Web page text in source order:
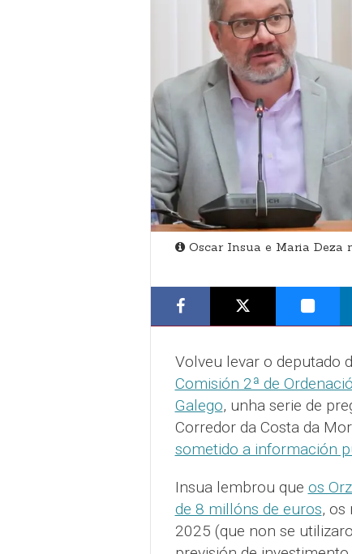
Oscar Insua e Maria Deza
Volveu levar o deputado
Comisión 2ª de
Galego, unha serie de
Corredor da Costa da
sometido a información
Insua lembrou que os
de 8 millóns de euros, os
2025 (que non se